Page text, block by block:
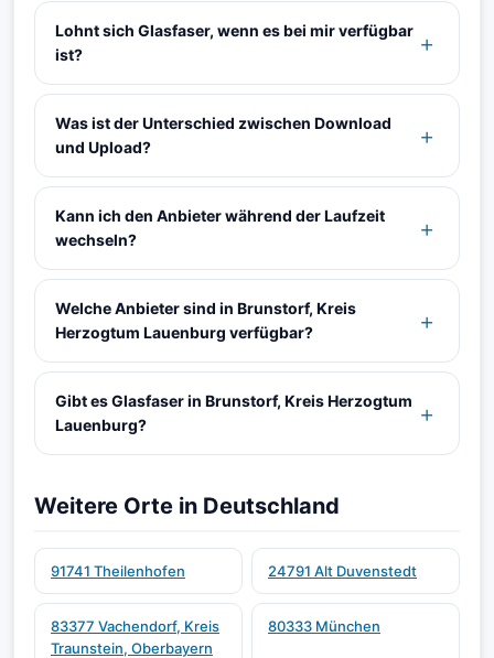
Lohnt sich Glasfaser, wenn es bei mir verfügbar
ist?
Was ist der Unterschied zwischen Download
und Upload?
Kann ich den Anbieter während der Laufzeit
wechseln?
Welche Anbieter sind in Brunstorf, Kreis
Herzogtum Lauenburg verfügbar?
Gibt es Glasfaser in Brunstorf, Kreis Herzogtum
Lauenburg?
Weitere Orte in Deutschland
91741 Theilenhofen 24791 Alt Duvenstedt
83377 Vachendorf, Kreis
Traunstein, Oberbayern
80333 München